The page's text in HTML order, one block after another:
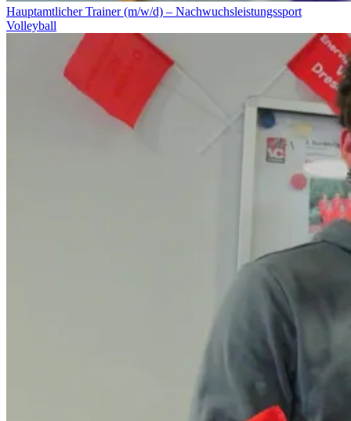
Hauptamtlicher Trainer (m/w/d) – Nachwuchsleistungssport
Volleyball